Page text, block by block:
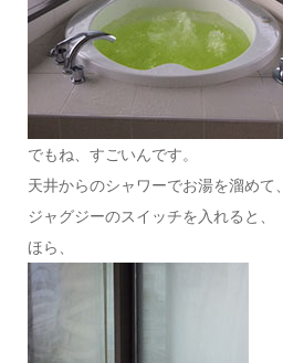
でもね、すごいんです。
天井からのシャワーでお湯を溜めて、
ジャグジーのスイッチを入れると、
ほら、